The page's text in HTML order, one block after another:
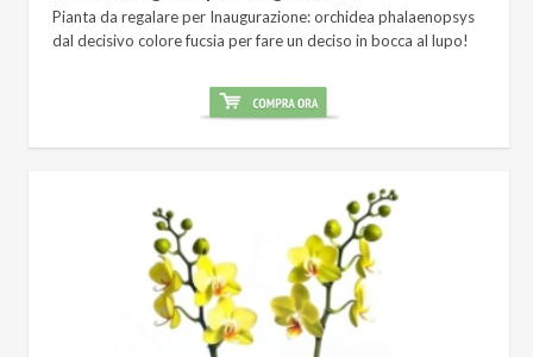
Pianta da regalare per Inaugurazione: orchidea phalaenopsys
dal decisivo colore fucsia per fare un deciso in bocca al lupo!